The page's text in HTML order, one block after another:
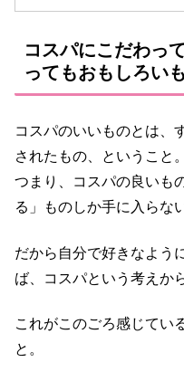
コスパにこだわっ
ってもおもしろい
コスパのいいものとは、
されたもの、ということ。
つまり、コスパの良いも
る」ものしか手に入らな
だから自分で好きなよう
ば、コスパという考えか
これがこのごろ感じてい
と。